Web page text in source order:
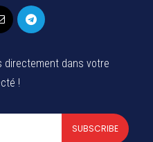
directement dans votre
!
SUBSCRIBE